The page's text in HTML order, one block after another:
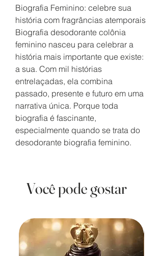
Biografia Feminino: celebre sua
história com fragrâncias atemporais
Biografia desodorante colônia
feminino nasceu para celebrar a
história mais importante que existe:
a sua. Com mil histórias
entrelaçadas, ela combina
passado, presente e futuro em uma
narrativa única. Porque toda
biografia é fascinante,
especialmente quando se trata do
desodorante biografia feminino.
Você pode gostar